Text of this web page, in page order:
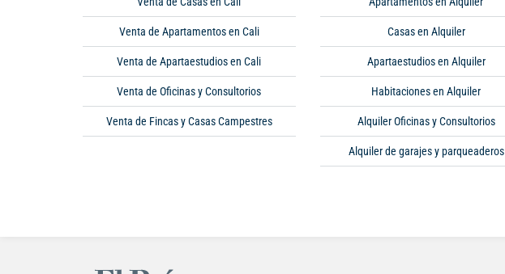
Venta de Apartamentos en Cali
Venta de Apartaestudios en Cali
Venta de Oficinas y Consultorios
Venta de Fincas y Casas Campestres
Casas en Alquiler
Apartaestudios en Alquiler
Habitaciones en Alquiler
Alquiler Oficinas y Consultorios
Alquiler de garajes y parqueaderos